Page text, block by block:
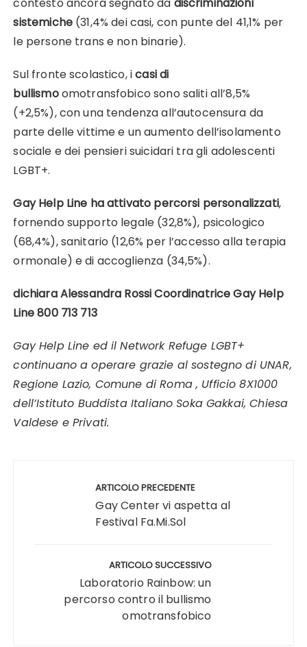
sistemiche (31,4% dei casi, con punte del 41,1% per
le persone trans e non binarie).
Sul fronte scolastico, icasi di
bullismoomotransfobico sono saliti all’8,5%
(+2,5%), con una tendenza all’autocensura da
parte delle vittime e un aumento dell’isolamento
sociale e dei pensieri suicidari tra gli adolescenti
LGBT+.
Gay Help Line ha attivato percorsi personalizzati,
fornendo supporto legale (32,8%), psicologico
(68,4%), sanitario (12,6% per l’accesso alla terapia
ormonale) e di accoglienza (34,5%).
dichiara Alessandra Rossi Coordinatrice Gay Help
Line 800 713 713
Gay Help Line ed il Network Refuge LGBT+
continuano a operare grazie al sostegno di UNAR,
Regione Lazio, Comune di Roma , Ufficio 8X1000
dell’Istituto Buddista Italiano Soka Gakkai, Chiesa
Valdese e Privati.
ARTICOLO PRECEDENTE
Gay Center vi aspetta al
Festival Fa.Mi.Sol
ARTICOLO SUCCESSIVO
Laboratorio Rainbow: un
percorso contro il bullismo
omotransfobico